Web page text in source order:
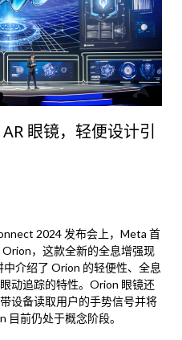
眼镜，轻便设计引
2024 发布会上，Meta 首
，这款全新的全息增强现
介绍了 Orion 的轻便性、全息
动追踪的特性。Orion 眼镜还
设备读取用户的手势信号并将
前仍处于概念阶段。